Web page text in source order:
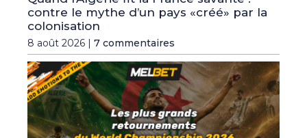
contre le mythe d’un pays «créé» par la
colonisation
8 août 2026 | 7 commentaires